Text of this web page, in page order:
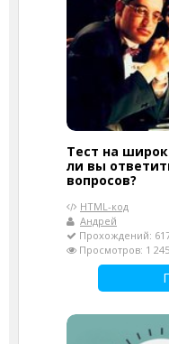
Тест на
ли вы
вопросов?
HTML-код
Андрей
Прохождений:
Просмотров: 1